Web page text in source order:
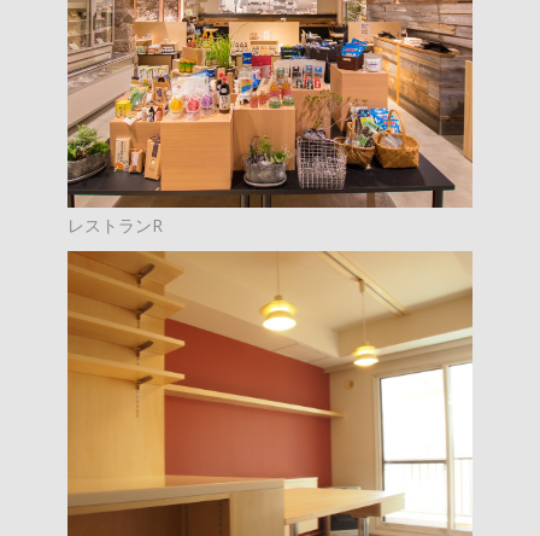
プロジェクト
ご依頼の流れ
お問い合わせ
レストランR